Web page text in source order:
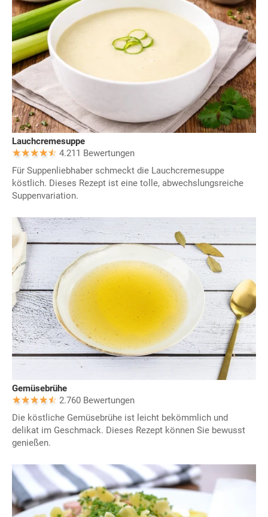
Lauchcremesuppe
4.211 Bewertungen
Für Suppenliebhaber schmeckt die Lauchcremesuppe
köstlich. Dieses Rezept ist eine tolle, abwechslungsreiche
Suppenvariation.
Gemüsebrühe
2.760 Bewertungen
Die köstliche Gemüsebrühe ist leicht bekömmlich und
delikat im Geschmack. Dieses Rezept können Sie bewusst
genießen.